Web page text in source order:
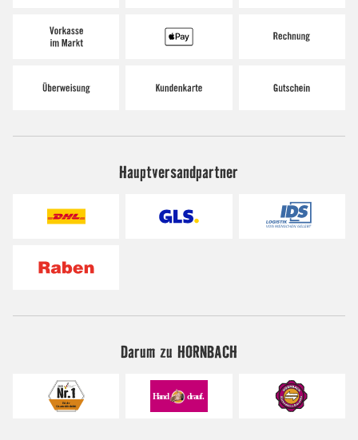
Hauptversandpartner
Darum zu HORNBACH